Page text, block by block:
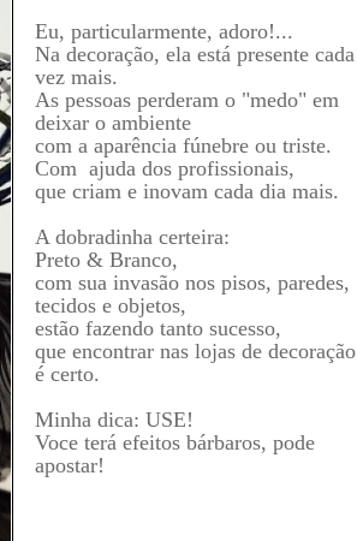
Eu, particularmente, adoro!...
Na decoração, ela está presente cada
vez mais.
As pessoas perderam o "medo" em
deixar o ambiente
com a aparência fúnebre ou triste.
Com ajuda dos profissionais,
que criam e inovam cada dia mais.
A dobradinha certeira:
Preto & Branco,
com sua invasão nos pisos, paredes,
tecidos e objetos,
estão fazendo tanto sucesso,
que encontrar nas lojas de decoração
é certo.
Minha dica: USE!
Voce terá efeitos bárbaros, pode
apostar!